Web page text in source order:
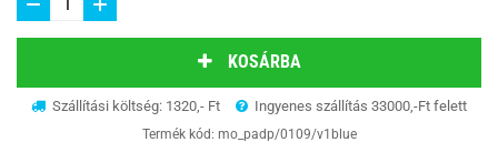
KOSÁRBA
Szállítási költség: 1320,- Ft Ingyenes szállítás 33000,-Ft felett
Termék kód: mo_padp/0109/v1blue